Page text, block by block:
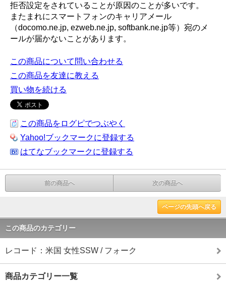
拒否設定をされていることが原因のことが多いです。
またまれにスマートフォンのキャリアメール
（docomo.ne.jp, ezweb.ne.jp, softbank.ne.jp等）宛のメ
ールが届かないことがあります。
この商品について問い合わせる
この商品を友達に教える
買い物を続ける
この商品をログピでつぶやく
Yahoo!ブックマークに登録する
はてなブックマークに登録する
前の商品へ 次の商品へ
ページの先頭へ戻る
この商品のカテゴリー
レコード：米国 女性SSW / フォーク
商品カテゴリー一覧